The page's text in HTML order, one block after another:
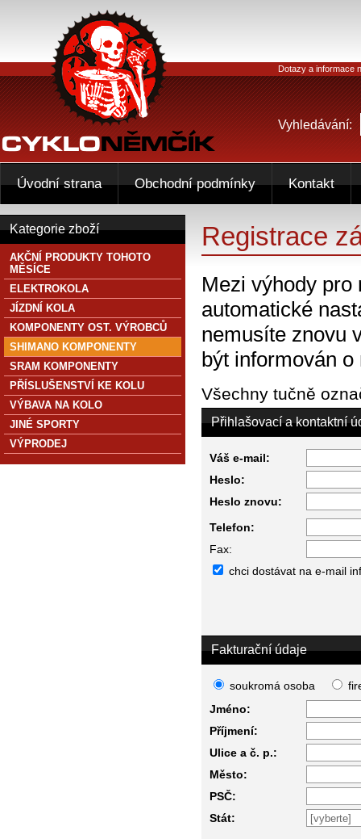
Registrace
Mezi výhody
automatické
nemusíte znovu
být informován
Všechny tučně
Přihlašovací a kontaktní
Váš e-mail:
Heslo:
Heslo znovu:
Telefon:
Fax:
chci dostávat na e-mail
Fakturační údaje
soukromá osoba
Jméno:
Příjmení:
Ulice a č. p.:
Město:
PSČ:
Stát:
Kategorie zboží
AKČNÍ PRODUKTY TOHOTO
MĚSÍCE
ELEKTROKOLA
JÍZDNÍ KOLA
KOMPONENTY OST. VÝROBCŮ
SHIMANO KOMPONENTY
SRAM KOMPONENTY
PŘÍSLUŠENSTVÍ KE KOLU
VÝBAVA NA KOLO
JINÉ SPORTY
VÝPRODEJ
Dotazy a informace
Vyhledávání:
Úvodní strana Obchodní podmínky Kontakt